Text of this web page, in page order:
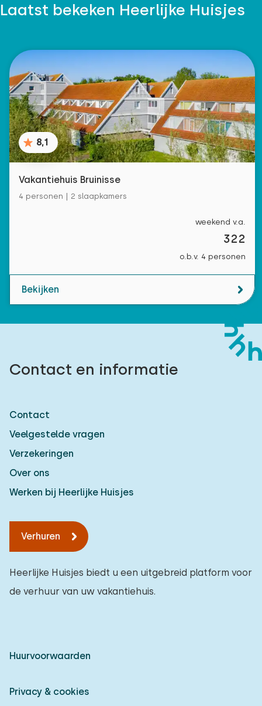
Laatst bekeken Heerlijke Huisjes
8,1
Vakantiehuis Bruinisse
4 personen | 2 slaapkamers
weekend v.a.
322
o.b.v. 4 personen
Bekijken
Contact en informatie
Contact
Veelgestelde vragen
Verzekeringen
Over ons
Werken bij Heerlijke Huisjes
Verhuren
Heerlijke Huisjes biedt u een uitgebreid platform voor
de verhuur van uw vakantiehuis.
Huurvoorwaarden
Privacy & cookies